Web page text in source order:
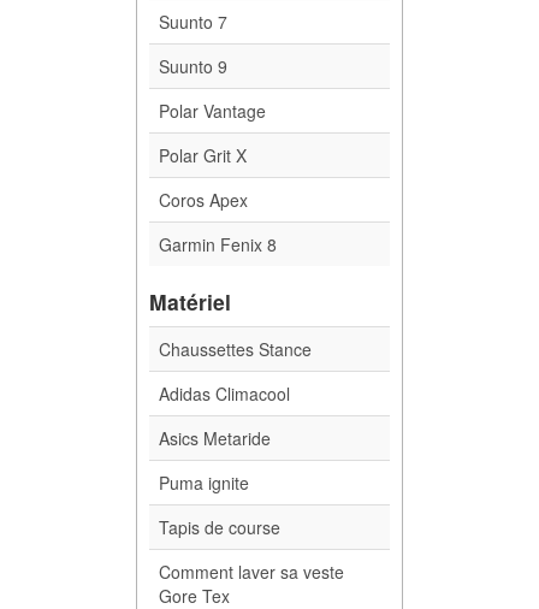
Suunto 7
Suunto 9
Polar Vantage
Polar Grit X
Coros Apex
Garmin Fenix 8
Matériel
Chaussettes Stance
Adidas Climacool
Asics Metaride
Puma ignite
Tapis de course
Comment laver sa veste
Gore Tex